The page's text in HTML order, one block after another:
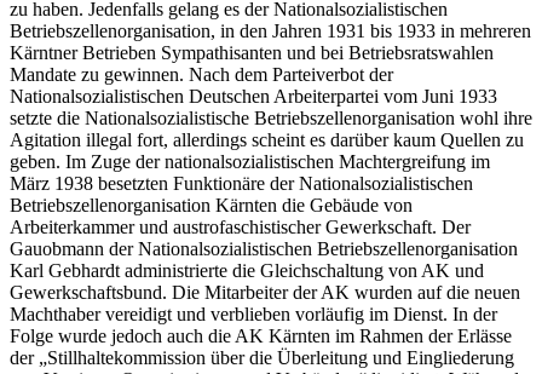
zu haben. Jedenfalls gelang es der Nationalsozialistischen
Betriebszellenorganisation, in den Jahren 1931 bis 1933 in mehreren
Kärntner Betrieben Sympathisanten und bei Betriebsratswahlen
Mandate zu gewinnen. Nach dem Parteiverbot der
Nationalsozialistischen Deutschen Arbeiterpartei vom Juni 1933
setzte die Nationalsozialistische Betriebszellenorganisation wohl ihre
Agitation illegal fort, allerdings scheint es darüber kaum Quellen zu
geben. Im Zuge der nationalsozialistischen Machtergreifung im
März 1938 besetzten Funktionäre der Nationalsozialistischen
Betriebszellenorganisation Kärnten die Gebäude von
Arbeiterkammer und austrofaschistischer Gewerkschaft. Der
Gauobmann der Nationalsozialistischen Betriebszellenorganisation
Karl Gebhardt administrierte die Gleichschaltung von AK und
Gewerkschaftsbund. Die Mitarbeiter der AK wurden auf die neuen
Machthaber vereidigt und verblieben vorläufig im Dienst. In der
Folge wurde jedoch auch die AK Kärnten im Rahmen der Erlässe
der „Stillhaltekommission über die Überleitung und Eingliederung